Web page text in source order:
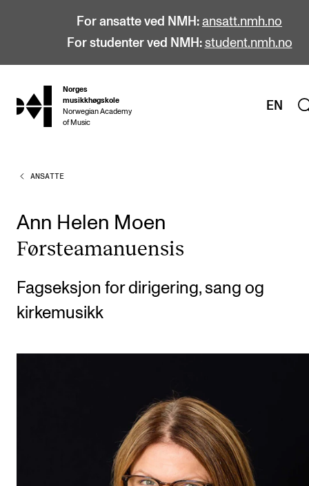
For ansatte ved NMH: ansatt.nmh.no
For studenter ved NMH: student.nmh.no
hjem
Norges
musikkhøgskole
Norwegian Academy
of Music
EN
STUDIER
Bachelor
Master
Doktorgrad
Årsstudium og videreutdanning
Talentutvikling
ANSATTE
Ann Helen Moen
Første­ama­nu­en­sis
Fagseksjon for dirigering, sang og
kirkemusikk